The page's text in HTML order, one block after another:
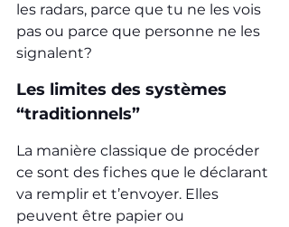
les radars, parce que tu ne les vois
pas ou parce que personne ne les
signalent?
Les limites des systèmes
“traditionnels”
La manière classique de procéder
ce sont des fiches que le déclarant
va remplir et t’envoyer. Elles
peuvent être papier ou